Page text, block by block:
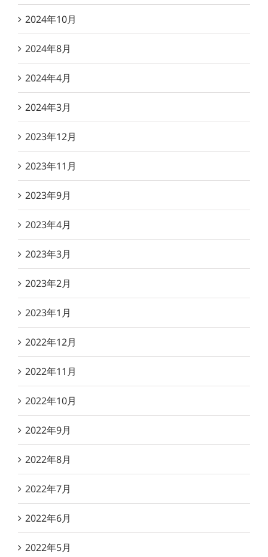
2024年10月
2024年8月
2024年4月
2024年3月
2023年12月
2023年11月
2023年9月
2023年4月
2023年3月
2023年2月
2023年1月
2022年12月
2022年11月
2022年10月
2022年9月
2022年8月
2022年7月
2022年6月
2022年5月